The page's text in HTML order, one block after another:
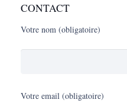
CONTACT
Votre nom (obligatoire)
Votre email (obligatoire)